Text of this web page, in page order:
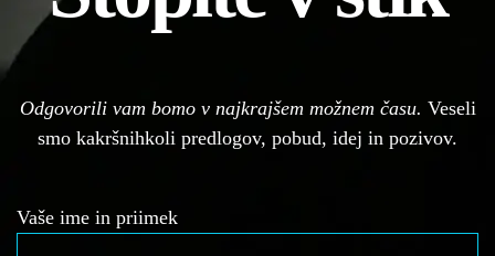
Odgovorili vam bomo v najkrajšem možnem času. Veseli
smo kakršnihkoli predlogov, pobud, idej in pozivov.
Vaše ime in priimek